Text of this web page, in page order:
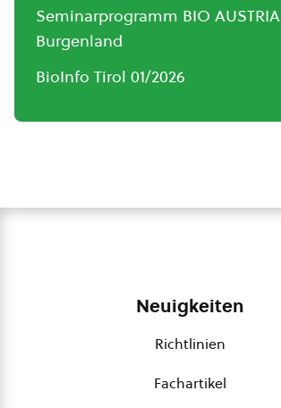
Seminarprogramm BIO AUSTRIA
Burgenland
BioInfo Tirol 01/2026
Neuigkeiten
Richtlinien
Fachartikel